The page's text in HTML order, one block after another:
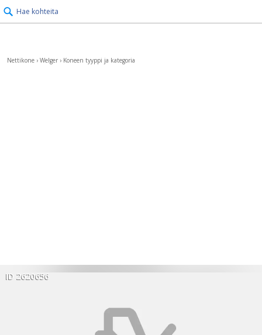
Hae kohteita
Nettikone › Welger › Koneen tyyppi ja kategoria
ID 2620656